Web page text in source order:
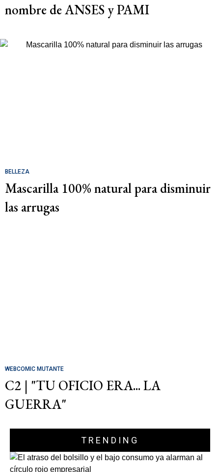
nombre de ANSES y PAMI
BELLEZA
Mascarilla 100% natural para disminuir
las arrugas
WEBCOMIC MUTANTE
C2 | "TU OFICIO ERA... LA
GUERRA"
TRENDING